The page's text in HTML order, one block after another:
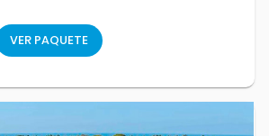
VER PAQUETE